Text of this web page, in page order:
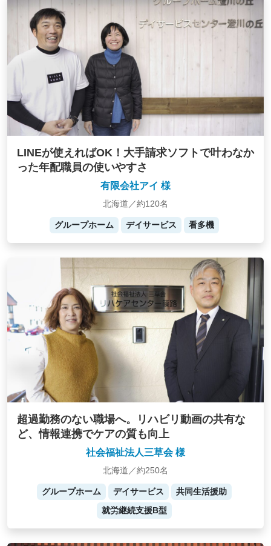
LINEが使えればOK！大手請求ソフトで叶わなか
った年配職員の使いやすさ
有限会社アイ 様
北海道／約120名
グループホーム デイサービス 看多機
超過勤務のない職場へ。リハビリ動画の共有な
ど、情報連携でケアの質も向上
社会福祉法人三草会 様
北海道／約250名
グループホーム デイサービス
共同生活援助
就労継続支援B型